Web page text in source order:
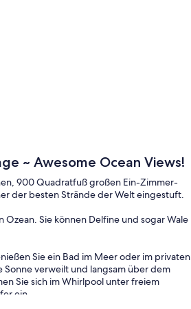
~ Awesome Ocean Views!
900 Quadratfuß großen Ein-Zimmer-
der besten Strände der Welt eingestuft.
Ozean. Sie können Delfine und sogar Wale
Sie ein Bad im Meer oder im privaten
Sonne verweilt und langsam über dem
Sie sich im Whirlpool unter freiem
ein.